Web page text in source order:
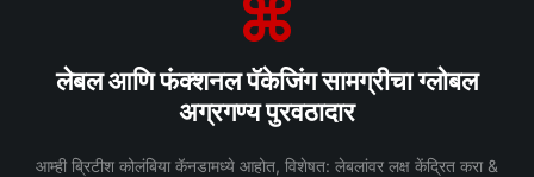
लेबल आणि फंक्शनल पॅकेजिंग सामग्रीचा ग्लोबल
अग्रगण्य पुरवठादार
आम्ही ब्रिटीश कोलंबिया कॅनडामध्ये आहोत, विशेषत: लेबलांवर लक्ष केंद्रित करा &